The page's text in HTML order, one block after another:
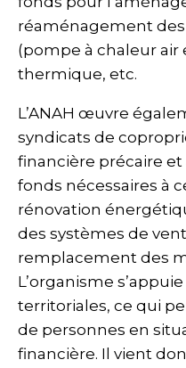
réaménagement
(pompe à chaleur air
thermique, etc.
L’ANAH œuvre
syndicats de
financière précaire
fonds nécessaires à
rénovation
des systèmes de
remplacement des
L’organisme
territoriales, ce qui
de personnes en
financière. Il vient